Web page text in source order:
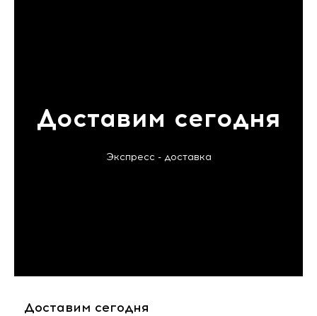
Доставим сегодня
Экспресс - доставка
Доставим сегодня